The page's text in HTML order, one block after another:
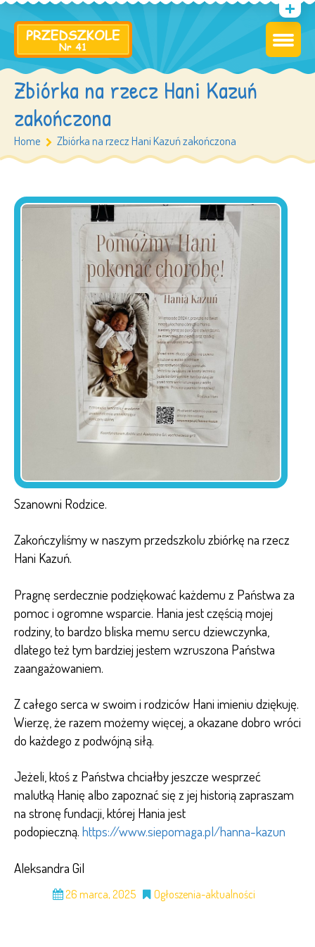
Zbiórka na rzecz Hani Kazuń
zakończona
Home Zbiórka na rzecz Hani Kazuń zakończona
Szanowni Rodzice.
Zakończyliśmy w naszym przedszkolu zbiórkę na rzecz
Hani Kazuń.
Pragnę serdecznie podziękować każdemu z Państwa za
pomoc i ogromne wsparcie. Hania jest częścią mojej
rodziny, to bardzo bliska memu sercu dziewczynka,
dlatego też tym bardziej jestem wzruszona Państwa
zaangażowaniem.
Z całego serca w swoim i rodziców Hani imieniu dziękuję.
Wierzę, że razem możemy więcej, a okazane dobro wróci
do każdego z podwójną siłą.
Jeżeli, ktoś z Państwa chciałby jeszcze wesprzeć
malutką Hanię albo zapoznać się z jej historią zapraszam
na stronę fundacji, której Hania jest
podopieczną. https://www.siepomaga.pl/hanna-kazun
Aleksandra Gil
26 marca, 2025 Ogłoszenia-aktualności